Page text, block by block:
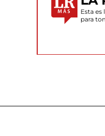
Esta
para